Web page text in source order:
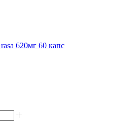
620мг 60 капс